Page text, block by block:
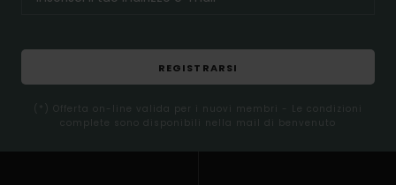
REGISTRARSI
(*) Offerta on-line valida per i nuovi membri - Le condizioni
complete sono disponibili nella mail di benvenuto